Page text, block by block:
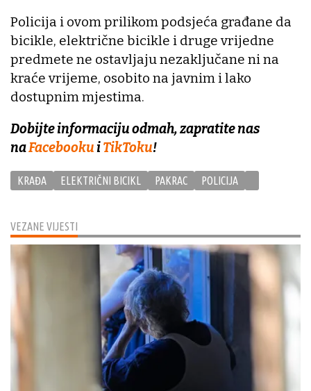
VEZANE VIJESTI
Policija i ovom prilikom podsjeća građane da
bicikle, električne bicikle i druge vrijedne
predmete ne ostavljaju nezaključane ni na
kraće vrijeme, osobito na javnim i lako
dostupnim mjestima.
Dobijte informaciju odmah, zapratite nas
naFacebookuiTikToku!
KRAĐA ELEKTRIČNI BICIKL PAKRAC POLICIJA